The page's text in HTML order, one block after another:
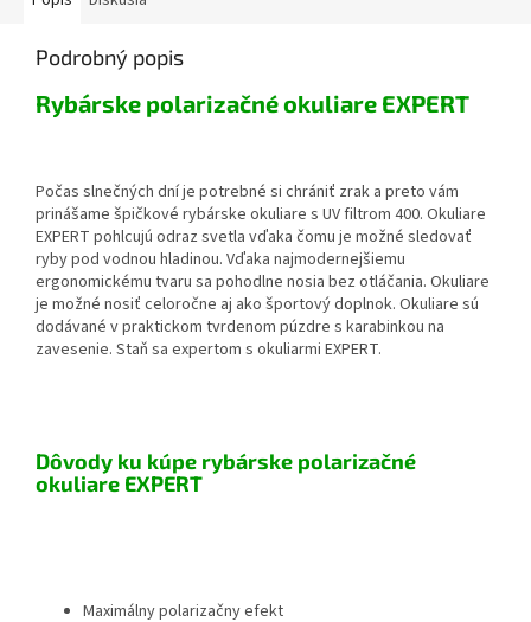
Podrobný popis
Rybárske polarizačné okuliare EXPERT
Počas slnečných dní je potrebné si chrániť zrak a preto vám
prinášame špičkové rybárske okuliare s UV filtrom 400. Okuliare
EXPERT pohlcujú odraz svetla vďaka čomu je možné sledovať
ryby pod vodnou hladinou. Vďaka najmodernejšiemu
ergonomickému tvaru sa pohodlne nosia bez otláčania. Okuliare
je možné nosiť celoročne aj ako športový doplnok. Okuliare sú
dodávané v praktickom tvrdenom púzdre s karabinkou na
zavesenie. Staň sa expertom s okuliarmi EXPERT.
Dôvody ku kúpe rybárske polarizačné
okuliare EXPERT
Maximálny polarizačny efekt